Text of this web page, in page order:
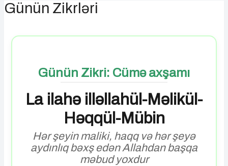
Günün Zikrləri
Günün Zikri: Cümə axşamı
La ilahə illəllahül-Məlikül-
Həqqül-Mübin
Hər şeyin maliki, haqq və hər şeyə
aydınlıq bəxş edən Allahdan başqa
məbud yoxdur